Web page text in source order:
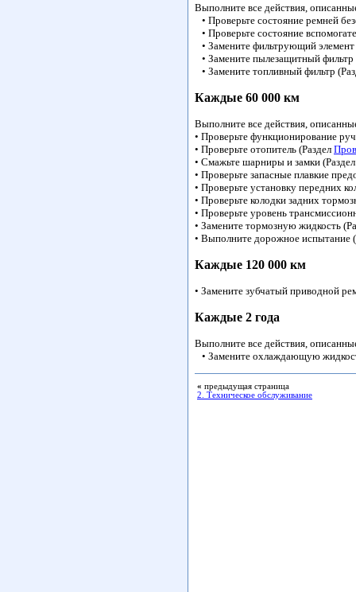
Выполните все действия,
• Проверьте состояние ремней
• Проверьте состояние
• Замените фильтрующий
• Замените пылезащитный фильтр
• Замените топливный фильтр
Каждые 60 000 км
Выполните все действия,
• Проверьте функционирование
• Проверьте отопитель (Раздел
• Смажьте шарниры и замки
• Проверьте запасные плавкие
• Проверьте установку передних
• Проверьте колодки задних
• Проверьте уровень
• Замените тормозную жидкость
• Выполните дорожное испытание
Каждые 120 000 км
• Замените зубчатый приводной
Каждые 2 года
Выполните все действия,
• Замените охлаждающую
« предыдущая страница
2. Техническое обслуживание